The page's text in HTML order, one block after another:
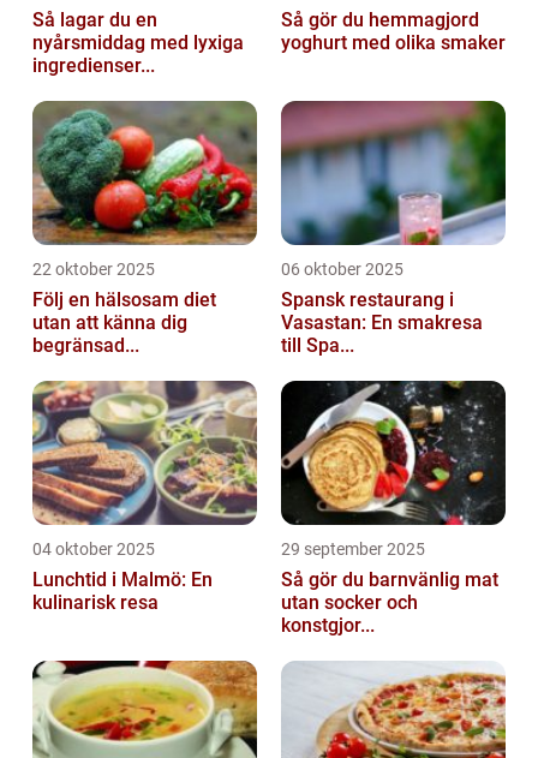
Så lagar du en
nyårsmiddag med lyxiga
ingredienser...
Så gör du hemmagjord
yoghurt med olika smaker
22 oktober 2025
Följ en hälsosam diet
utan att känna dig
begränsad...
06 oktober 2025
Spansk restaurang i
Vasastan: En smakresa
till Spa...
04 oktober 2025
Lunchtid i Malmö: En
kulinarisk resa
29 september 2025
Så gör du barnvänlig mat
utan socker och
konstgjor...